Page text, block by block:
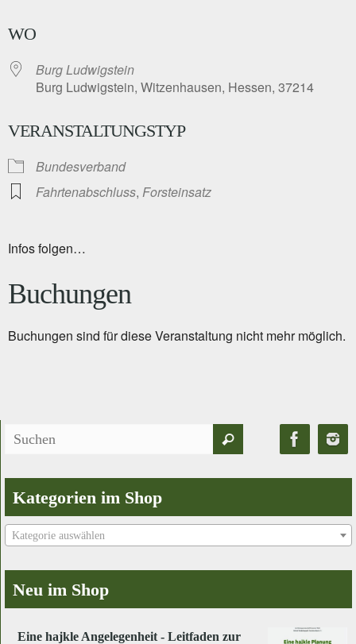
WO
Burg Ludwigstein
Burg Ludwigstein, Witzenhausen, Hessen, 37214
VERANSTALTUNGSTYP
Bundesverband
Fahrtenabschluss, Forsteinsatz
Infos folgen…
Buchungen
Buchungen sind für diese Veranstaltung nicht mehr möglich.
Suchen
Kategorien im Shop
Kategorie auswählen
Neu im Shop
Eine hajkle Angelegenheit - Leitfaden zur